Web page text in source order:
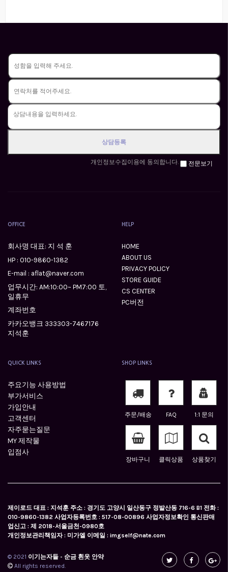
개인정보수집이용에 동의합니다. 전문보기
OFFICE
회사명 대표: 지 석 훈
HP : 010-9860-1382
E-mail : aflat@naver.com
업무시간: AM:10:00~ PM7:00 토,
일휴무
계좌번호
카카오뱅크 333303-7467176
지석훈
HELP
HOME
ABOUT US
PRIVACY POLICY
STORE GUIDE
CS CENTER
PC버전
QUICK LINKS
주요기능 사용방법
부가서비스
가입안내
고객센터
자주묻는질문
MY 제작물
입점사
SHOP LINKS
주문/배송 FAQ 1:1 문의
장바구니 클릭상품 상품찾기
제이로드 대표 : 지석훈 주소 : 경기도 고양시 일산동구 정발산동 716-6 B1 전화 :
010-9860-1382 사업자등록번호 : 517-08-00896 사업자정보확인 통신판매
업신고 : 제 2018-서울금천-0980호
개인정보관리책임자 : 미가엘 이메일 : imgself@nate.com
© 2021 이기는자들 - 순금 흰옷 안약
All rights reserved.